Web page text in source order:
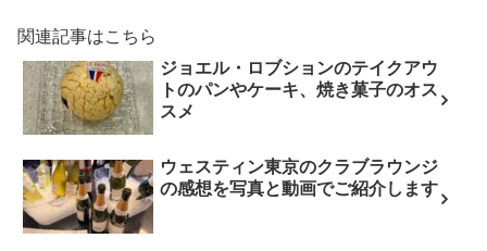
関連記事はこちら
ジョエル・ロブションのテイクアウ
トのパンやケーキ、焼き菓子のオス
スメ
ウェスティン東京のクラブラウンジ
の感想を写真と動画でご紹介します